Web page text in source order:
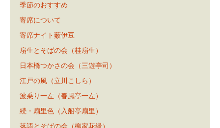
季節のおすすめ
寄席について
寄席ナイト薮伊豆
扇生とそばの会（桂扇生）
日本橋つかさの会（三遊亭司）
江戸の風（立川こしら）
波乗り一左（春風亭一左）
続・扇里色（入船亭扇里）
落語とそばの会（柳家花緑）